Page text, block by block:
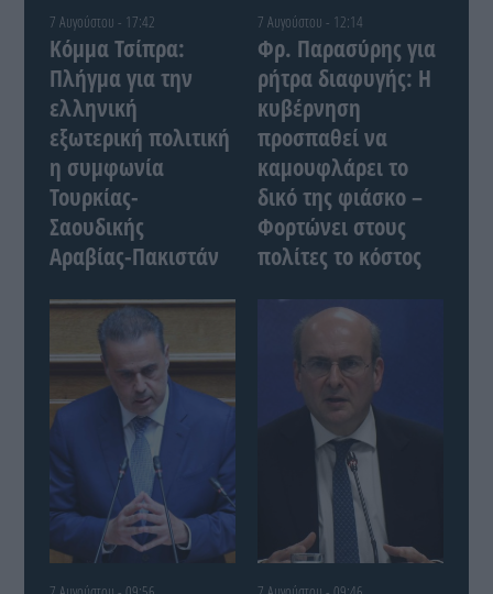
7 Αυγούστου - 17:42
Κόμμα Τσίπρα:
Πλήγμα για την
ελληνική
εξωτερική πολιτική
η συμφωνία
Τουρκίας-
Σαουδικής
Αραβίας-Πακιστάν
7 Αυγούστου - 12:14
Φρ. Παρασύρης για
ρήτρα διαφυγής: Η
κυβέρνηση
προσπαθεί να
καμουφλάρει το
δικό της φιάσκο –
Φορτώνει στους
πολίτες το κόστος